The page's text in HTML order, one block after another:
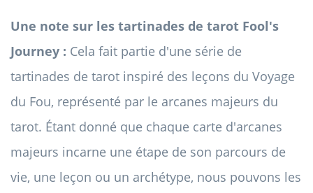
Une note sur les tartinades de tarot Fool's
Journey : Cela fait partie d'une série de
tartinades de tarot inspiré des leçons du Voyage
du Fou, représenté par le arcanes majeurs du
tarot. Étant donné que chaque carte d'arcanes
majeurs incarne une étape de son parcours de
vie, une leçon ou un archétype, nous pouvons les